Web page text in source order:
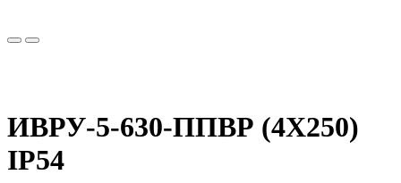
ИВРУ-5-630-ППВР (4Х250)
IP54